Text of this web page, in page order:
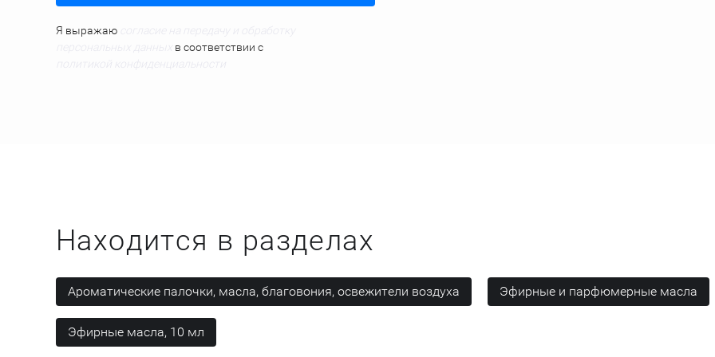
Я выражаю
в соответствии с
Находится в разделах
Ароматические палочки, масла, благовония, освежители воздуха Эфирные и парфюмерные масла
Эфирные масла, 10 мл